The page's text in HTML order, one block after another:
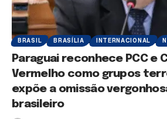
BRASIL BRASÍLIA INTERNACIONAL
Paraguai reconhece PCC e
Vermelho como grupos
expõe a omissão
brasileiro